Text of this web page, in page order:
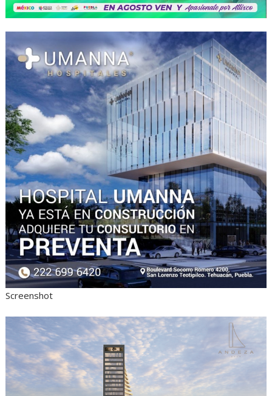
Screenshot